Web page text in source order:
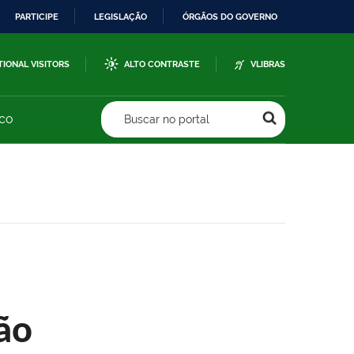
PARTICIPE LEGISLAÇÃO ÓRGÃOS DO GOVERNO
VISITORS ALTO CONTRASTE VLIBRAS
Buscar no portal